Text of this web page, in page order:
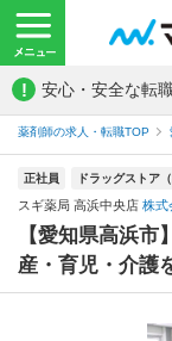
! 安心・安全な転
薬剤師の求人・転職TOP
正社員 ドラッグストア
スギ薬局 高浜中央店 株式
【愛知県高浜
産・育児・介護